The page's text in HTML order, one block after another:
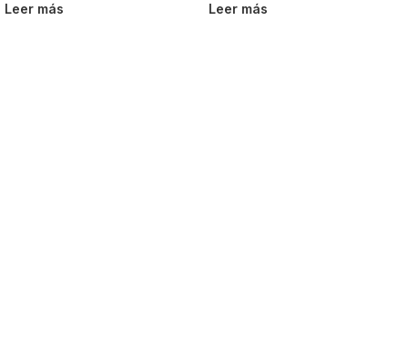
Leer más
Leer más